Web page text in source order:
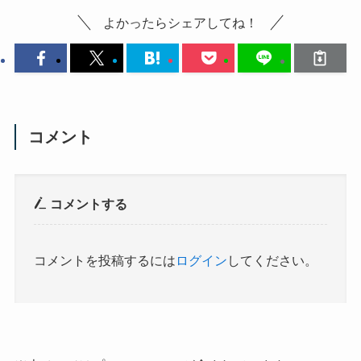
よかったらシェアしてね！
コメント
コメントする
コメントを投稿するには ログイン してください。